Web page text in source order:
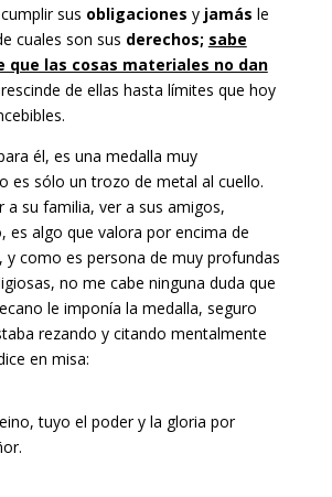
cumplir sus obligaciones y jamás le
cuales son sus derechos; sabe
que las cosas materiales no dan
de ellas hasta límites que hoy
él, es una medalla muy
es sólo un trozo de metal al cuello.
a su familia, ver a sus amigos,
es algo que valora por encima de
y como es persona de muy profundas
no me cabe ninguna duda que
le imponía la medalla, seguro
rezando y citando mentalmente
en misa:
tuyo el poder y la gloria por